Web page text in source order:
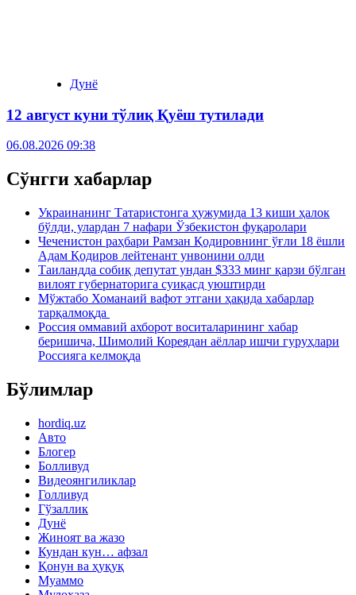
Дунё
12 август куни тўлиқ Қуёш тутилади
06.08.2026 09:38
Сўнгги хабарлар
Украинанинг Татаристонга ҳужумида 13 киши ҳалок
бўлди, улардан 7 нафари Ўзбекистон фуқаролари
Чеченистон раҳбари Рамзан Қодировнинг ўғли 18 ёшли
Адам Қодиров лейтенант унвонини олди
Таиландда собиқ депутат ундан $333 минг қарзи бўлган
вилоят губернаторига суиқасд уюштирди
Мўжтабо Хоманаий вафот этгани ҳақида хабарлар
тарқалмоқда
Россия оммавий ахборот воситаларининг хабар
беришича, Шимолий Кореядан аёллар ишчи гуруҳлари
Россияга келмоқда
Бўлимлар
hordiq.uz
Авто
Блогер
Болливуд
Видеоянгиликлар
Голливуд
Гўзаллик
Дунё
Жиноят ва жазо
Кундан кун… афзал
Қонун ва ҳуқуқ
Муаммо